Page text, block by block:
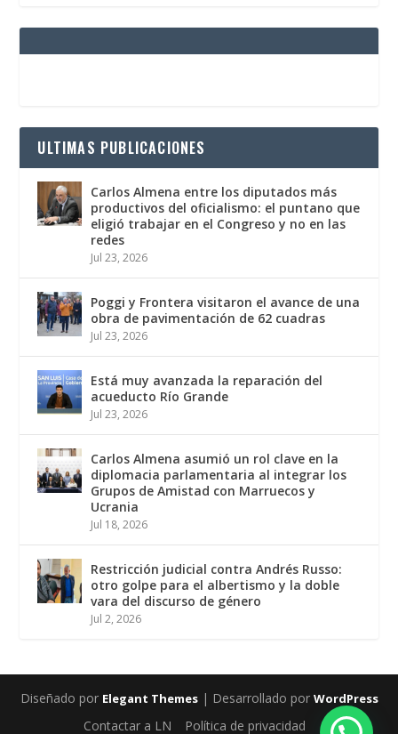
ULTIMAS PUBLICACIONES
Carlos Almena entre los diputados más
productivos del oficialismo: el puntano que
eligió trabajar en el Congreso y no en las
redes
Jul 23, 2026
Poggi y Frontera visitaron el avance de una
obra de pavimentación de 62 cuadras
Jul 23, 2026
Está muy avanzada la reparación del
acueducto Río Grande
Jul 23, 2026
Carlos Almena asumió un rol clave en la
diplomacia parlamentaria al integrar los
Grupos de Amistad con Marruecos y
Ucrania
Jul 18, 2026
Restricción judicial contra Andrés Russo:
otro golpe para el albertismo y la doble
vara del discurso de género
Jul 2, 2026
Diseñado por Elegant Themes| Desarrollado por WordPress
Contactar a LN Política de privacidad